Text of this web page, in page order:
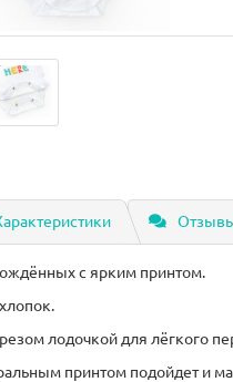
с ярким принтом.
лодочкой для лёгкого
принтом подойдет и